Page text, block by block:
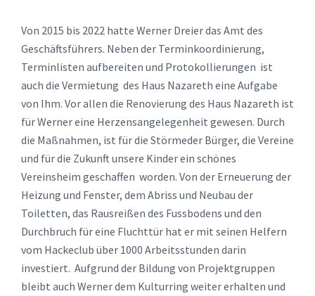
Von 2015 bis 2022 hatte Werner Dreier das Amt des
Geschäftsführers. Neben der Terminkoordinierung,
Terminlisten aufbereiten und Protokollierungen ist
auch die Vermietung des Haus Nazareth eine Aufgabe
von Ihm. Vor allen die Renovierung des Haus Nazareth ist
für Werner eine Herzensangelegenheit gewesen. Durch
die Maßnahmen, ist für die Störmeder Bürger, die Vereine
und für die Zukunft unsere Kinder ein schönes
Vereinsheim geschaffen worden. Von der Erneuerung der
Heizung und Fenster, dem Abriss und Neubau der
Toiletten, das Rausreißen des Fussbodens und den
Durchbruch für eine Fluchttür hat er mit seinen Helfern
vom Hackeclub über 1000 Arbeitsstunden darin
investiert. Aufgrund der Bildung von Projektgruppen
bleibt auch Werner dem Kulturring weiter erhalten und